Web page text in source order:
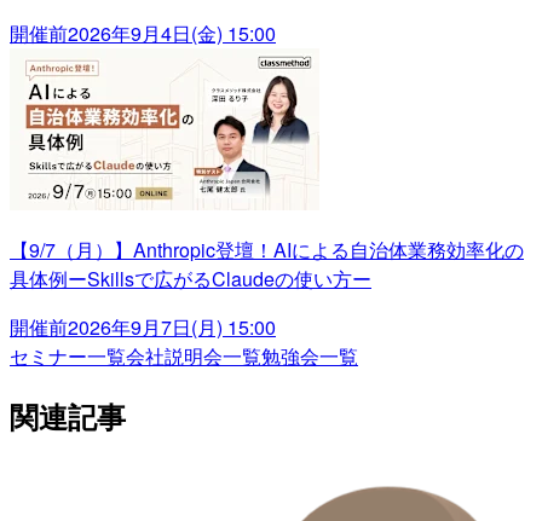
開催前2026年9月4日(金) 15:00
【9/7（月）】Anthropic登壇！AIによる自治体業務効率化の
具体例ーSkillsで広がるClaudeの使い方ー
開催前2026年9月7日(月) 15:00
セミナー一覧会社説明会一覧勉強会一覧
関連記事